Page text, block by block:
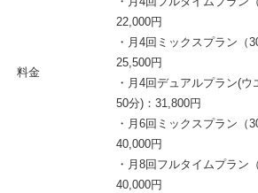
料金
22,000円
・月4回ミックスプラン（
25,500円
・月4回デュアルプラン(
50分)：31,800円
・月6回ミックスプラン（
40,000円
・月8回フルタイムプラン
40,000円